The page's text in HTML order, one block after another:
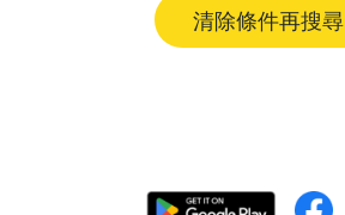
清除條件再搜尋